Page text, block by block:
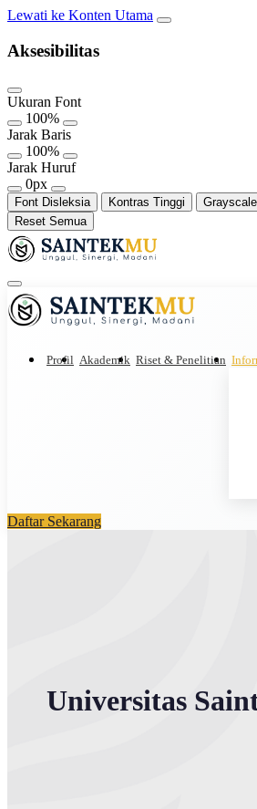
Lewati ke Konten Utama
Aksesibilitas
Ukuran Font
100%
Jarak Baris
100%
Jarak Huruf
0px
Font Disleksia Kontras Tinggi Grayscale
Reset Semua
Profil Akademik Riset & Penelitian
Daftar Sekarang
Universitas